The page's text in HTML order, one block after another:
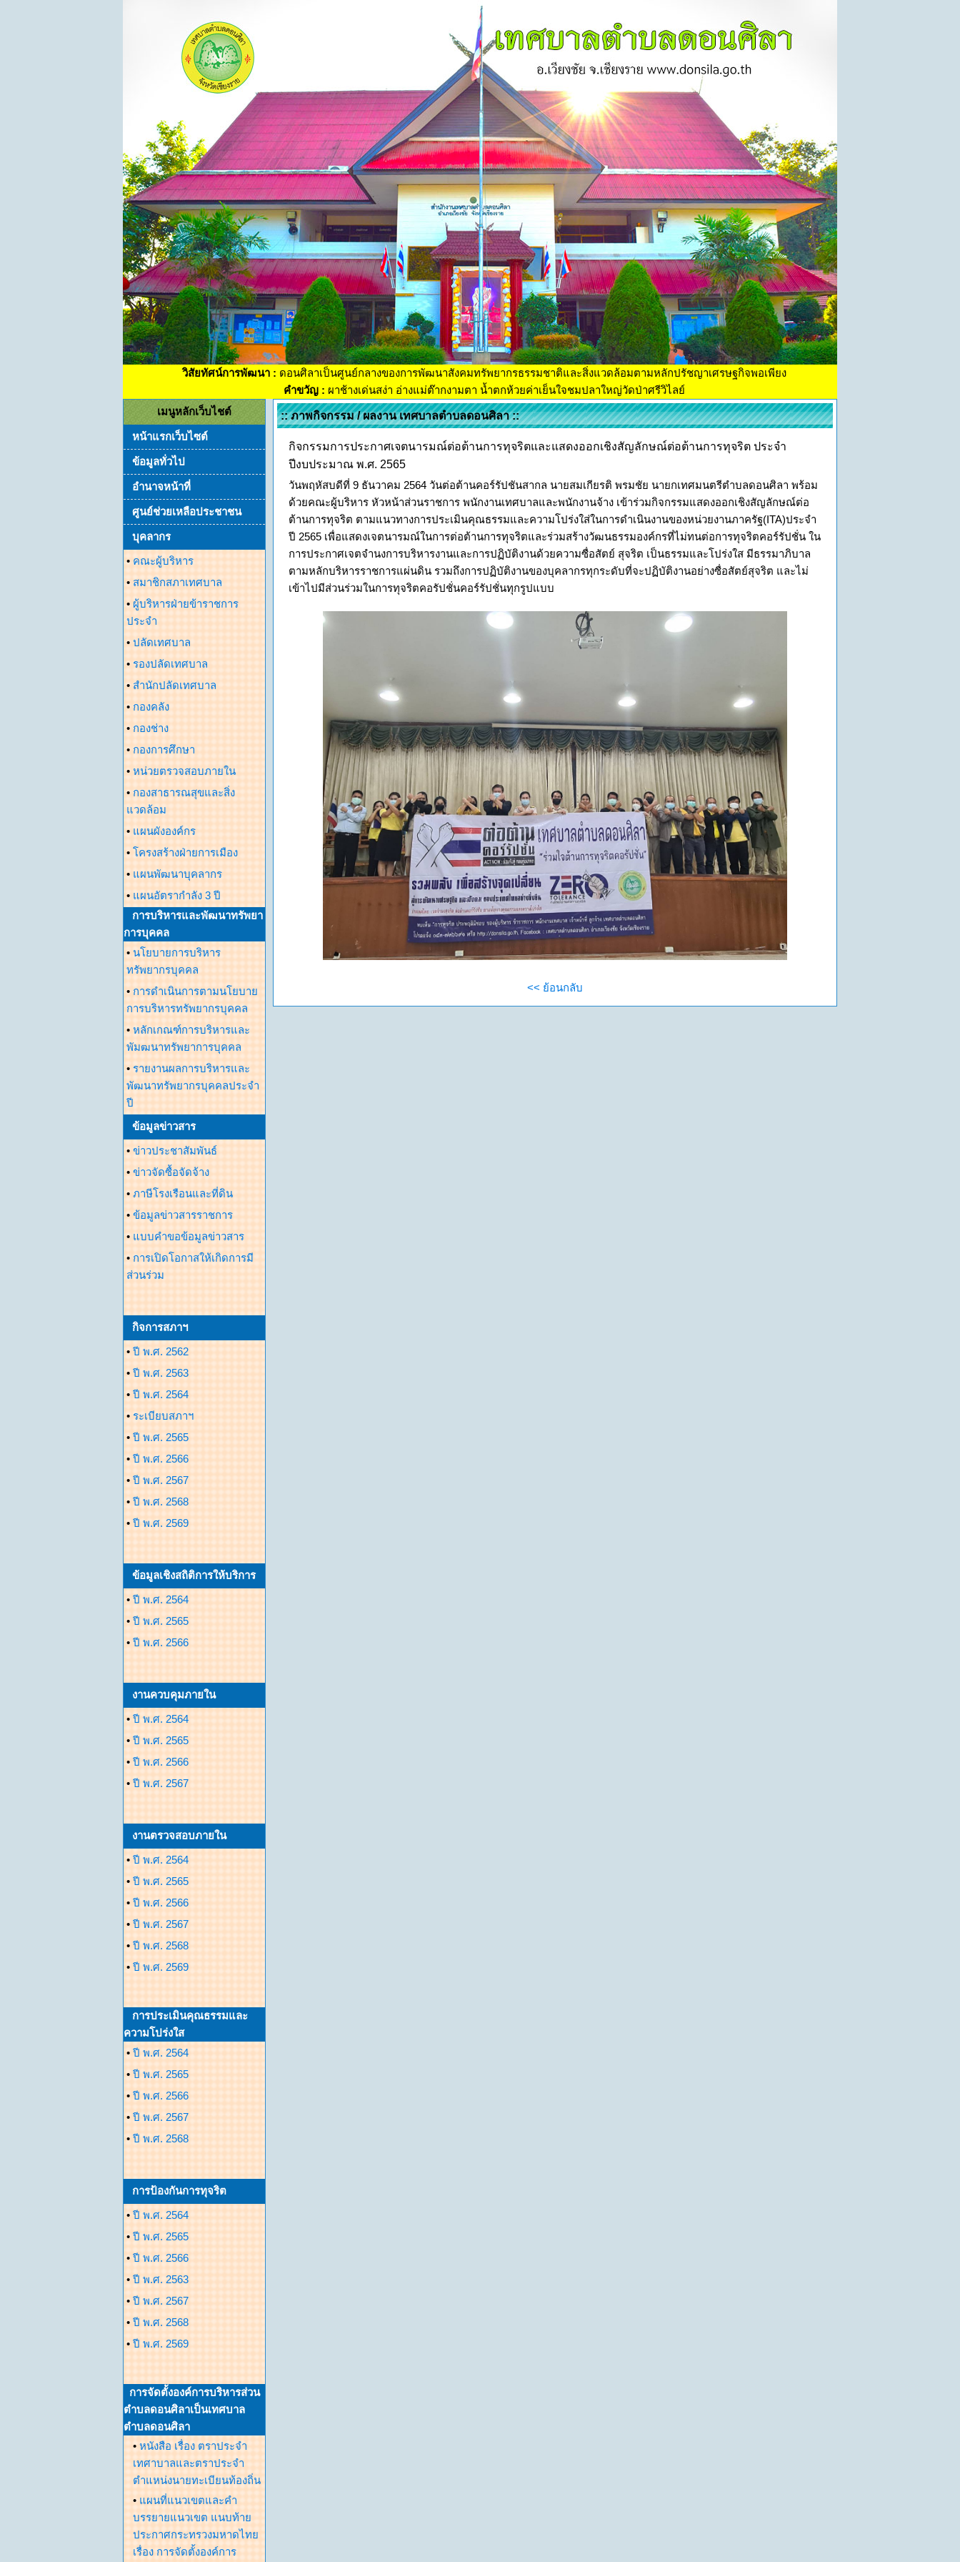
วิสัยทัศน์การพัฒนา : ดอนศิลาเป็นศูนย์กลางของการพัฒนาสังคมทรัพยากรธรรมชาติและสิ่งแวดล้อมตามหลักปรัชญาเศรษฐกิจพอเพียง
คำขวัญ : ผาช้างเด่นสง่า อ่างแม่ต๊ากงามตา น้ำตกห้วยค่าเย็นใจชมปลาใหญ่วัดป่าศรีวิไลย์
เมนูหลักเว็บไชต์
หน้าแรกเว็บไซต์
ข้อมูลทั่วไป
อำนาจหน้าที่
ศูนย์ช่วยเหลือประชาชน
บุคลากร
• คณะผู้บริหาร
• สมาชิกสภาเทศบาล
• ผู้บริหารฝ่ายข้าราชการ
ประจำ
• ปลัดเทศบาล
• รองปลัดเทศบาล
• สำนักปลัดเทศบาล
• กองคลัง
• กองช่าง
• กองการศึกษา
• หน่วยตรวจสอบภายใน
• กองสาธารณสุขและสิ่ง
แวดล้อม
• แผนผังองค์กร
• โครงสร้างฝ่ายการเมือง
• แผนพัฒนาบุคลากร
• แผนอัตรากำลัง 3 ปี
การบริหารและพัฒนาทรัพยา
การบุคคล
• นโยบายการบริหาร
ทรัพยากรบุคคล
• การดำเนินการตามนโยบาย
การบริหารทรัพยากรบุคคล
• หลักเกณฑ์การบริหารและ
พัมฒนาทรัพยาการบุคคล
• รายงานผลการบริหารและ
พัฒนาทรัพยากรบุคคลประจำ
ปี
ข้อมูลข่าวสาร
• ข่าวประชาสัมพันธ์
• ข่าวจัดซื้อจัดจ้าง
• ภาษีโรงเรือนและที่ดิน
• ข้อมูลข่าวสารราชการ
• แบบคำขอข้อมูลข่าวสาร
• การเปิดโอกาสให้เกิดการมี
ส่วนร่วม
กิจการสภาฯ
• ปี พ.ศ. 2562
• ปี พ.ศ. 2563
• ปี พ.ศ. 2564
• ระเบียบสภาฯ
• ปี พ.ศ. 2565
• ปี พ.ศ. 2566
• ปี พ.ศ. 2567
• ปี พ.ศ. 2568
• ปี พ.ศ. 2569
ข้อมูลเชิงสถิติการให้บริการ
• ปี พ.ศ. 2564
• ปี พ.ศ. 2565
• ปี พ.ศ. 2566
งานควบคุมภายใน
• ปี พ.ศ. 2564
• ปี พ.ศ. 2565
• ปี พ.ศ. 2566
• ปี พ.ศ. 2567
งานตรวจสอบภายใน
• ปี พ.ศ. 2564
• ปี พ.ศ. 2565
• ปี พ.ศ. 2566
• ปี พ.ศ. 2567
• ปี พ.ศ. 2568
• ปี พ.ศ. 2569
การประเมินคุณธรรมและ
ความโปร่งใส
• ปี พ.ศ. 2564
• ปี พ.ศ. 2565
• ปี พ.ศ. 2566
• ปี พ.ศ. 2567
• ปี พ.ศ. 2568
การป้องกันการทุจริต
• ปี พ.ศ. 2564
• ปี พ.ศ. 2565
• ปี พ.ศ. 2566
• ปี พ.ศ. 2563
• ปี พ.ศ. 2567
• ปี พ.ศ. 2568
• ปี พ.ศ. 2569
การจัดตั้งองค์การบริหารส่วน
ตำบลดอนศิลาเป็นเทศบาล
ตำบลดอนศิลา
• หนังสือ เรื่อง ตราประจำ
เทศาบาลและตราประจำ
ตำแหน่งนายทะเบียนท้องถิ่น
• แผนที่แนวเขตและคำ
บรรยายแนวเขต แนบท้าย
ประกาศกระทรวงมหาดไทย
เรื่อง การจัดตั้งองค์การ
:: ภาพกิจกรรม / ผลงาน เทศบาลตำบลดอนศิลา ::
กิจกรรมการประกาศเจตนารมณ์ต่อต้านการทุจริตและแสดงออกเชิงสัญลักษณ์ต่อต้านการทุจริต ประจำ
ปีงบประมาณ พ.ศ. 2565
วันพฤหัสบดีที่ 9 ธันวาคม 2564 วันต่อต้านคอร์รัปชันสากล นายสมเกียรติ พรมชัย นายกเทศมนตรีตำบลดอนศิลา พร้อม
ด้วยคณะผู้บริหาร หัวหน้าส่วนราชการ พนักงานเทศบาลและพนักงานจ้าง เข้าร่วมกิจกรรมแสดงออกเชิงสัญลักษณ์ต่อ
ต้านการทุจริต ตามแนวทางการประเมินคุณธรรมและความโปร่งใส่ในการดำเนินงานของหน่วยงานภาครัฐ(ITA)ประจำ
ปี 2565 เพื่อแสดงเจตนารมณ์ในการต่อต้านการทุจริตและร่วมสร้างวัฒนธรรมองค์กรที่ไม่ทนต่อการทุจริตคอร์รัปชั่น ใน
การประกาศเจตจำนงการบริหารงานและการปฏิบัติงานด้วยความซื่อสัตย์ สุจริต เป็นธรรมและโปร่งใส มีธรรมาภิบาล
ตามหลักบริหารราชการแผ่นดิน รวมถึงการปฏิบัติงานของบุคลากรทุกระดับที่จะปฏิบัติงานอย่างซื่อสัตย์สุจริต และไม่
เข้าไปมีส่วนร่วมในการทุจริตคอรัปชั่นคอร์รัปชั่นทุกรูปแบบ
<< ย้อนกลับ